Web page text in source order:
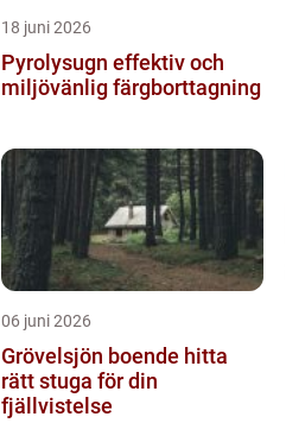
18 juni 2026
Pyrolysugn effektiv och
miljövänlig färgborttagning
06 juni 2026
Grövelsjön boende hitta
rätt stuga för din
fjällvistelse